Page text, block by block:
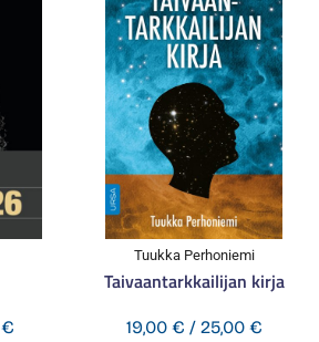
€Hintaluokka:
Tuukka Perhoniemi
Taivaantarkkailijan kirja
19,00 € / 25,00 €